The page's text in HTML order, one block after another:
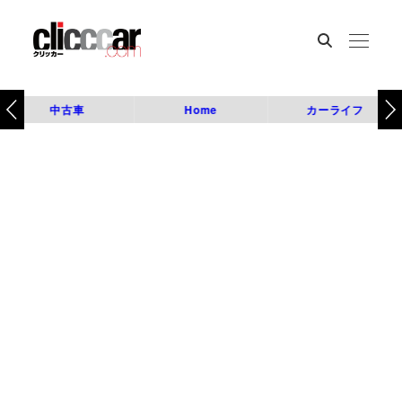
中古車 Home カーライフ